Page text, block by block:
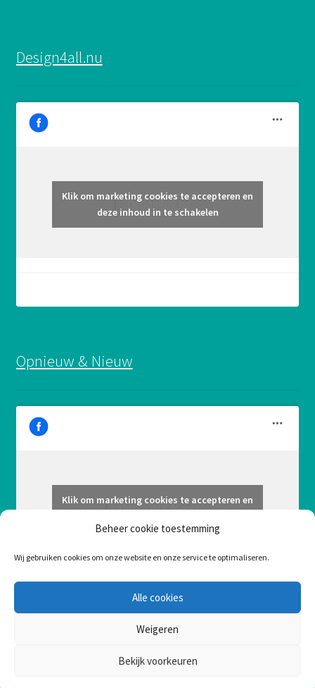
Beheer cookie toestemming
Wij gebruiken cookies om onze website en onze service te optimaliseren.
Alle cookies
Weigeren
Bekijk voorkeuren
Design4all.nu
Design4all.nu
Klik om marketing cookies te accepteren en
deze inhoud in te schakelen
Opnieuw & Nieuw
Opnieuw & Nieuw
Klik om marketing cookies te accepteren en